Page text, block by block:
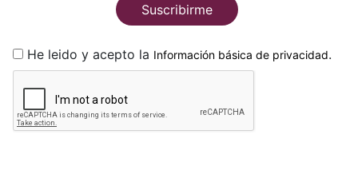
Suscribirme
He leido y acepto la Información básica de privacidad.